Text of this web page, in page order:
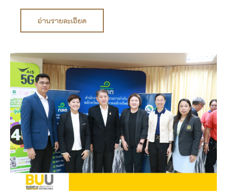
อ่านรายละเอียด